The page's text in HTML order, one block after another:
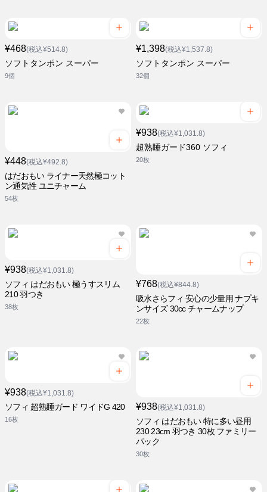
¥468(税込¥514.8)
ソフトタンポン スーパー
9個
¥1,398(税込¥1,537.8)
ソフトタンポン スーパー
32個
¥448(税込¥492.8)
はだおもい ライナー天然極コット
ン通気性 ユニチャーム
54枚
¥938(税込¥1,031.8)
超熟睡ガード360 ソフィ
20枚
¥938(税込¥1,031.8)
ソフィ はだおもい 極うすスリム
210 羽つき
38枚
¥768(税込¥844.8)
吸水さらフィ 安心の少量用 ナプキ
ンサイズ 30cc チャームナップ
22枚
¥938(税込¥1,031.8)
ソフィ 超熟睡ガード ワイドG 420
16枚
¥938(税込¥1,031.8)
ソフィ はだおもい 特に多い昼用
230 23cm 羽つき 30枚 ファミリー
パック
30枚